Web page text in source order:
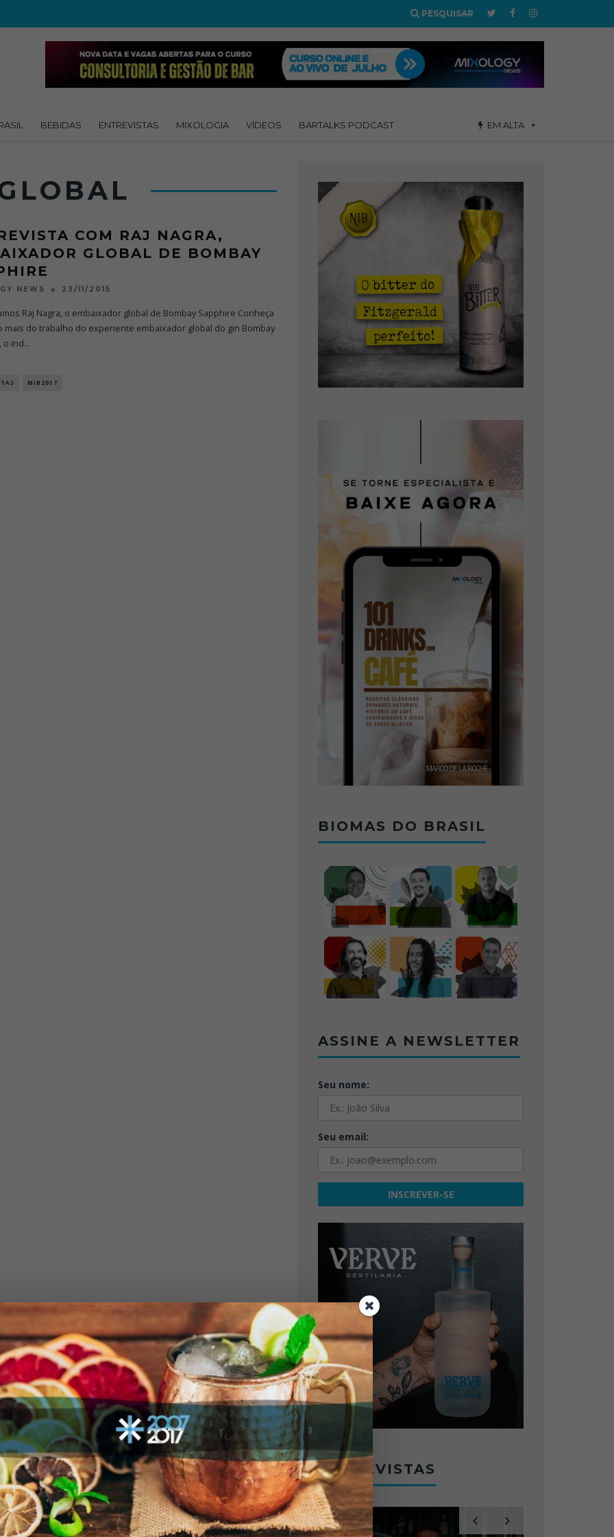
PESQUISAR
BEBIDAS ENTREVISTAS MIXOLOGIA VÍDEOS BARTALKS PODCAST EM ALTA
COM RAJ NAGRA,
GLOBAL DE BOMBAY
NEWS 23/11/2015
Raj Nagra, o embaixador global de Bombay Sapphire Conheça
mais do trabalho do experiente embaixador global do gin Bombay
o ind...
MIB2017
BIOMAS DO BRASIL
ASSINE A NEWSLETTER
Seu nome:
Seu email:
ENTREVISTAS